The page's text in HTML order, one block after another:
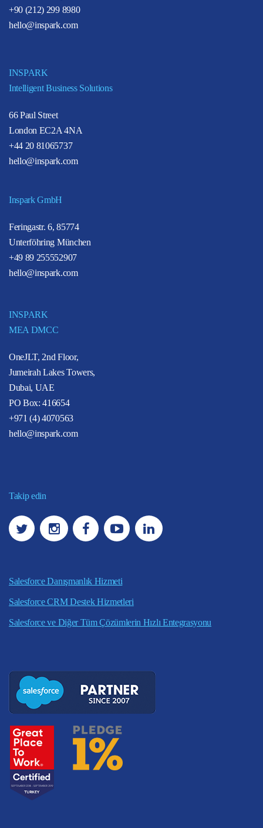
+90 (212) 299 8980
hello@inspark.com
INSPARK
Intelligent Business Solutions
66 Paul Street
London EC2A 4NA
+44 20 81065737
hello@inspark.com
Inspark GmbH
Feringastr. 6, 85774
Unterföhring München
+49 89 255552907
hello@inspark.com
INSPARK
MEA DMCC
OneJLT, 2nd Floor,
Jumeirah Lakes Towers,
Dubai, UAE
PO Box: 416654
+971 (4) 4070563
hello@inspark.com
Takip edin
Salesforce Danışmanlık Hizmeti
Salesforce CRM Destek Hizmetleri
Salesforce ve Diğer Tüm Çözümlerin Hızlı Entegrasyonu